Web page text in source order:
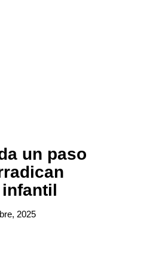
un paso
2025